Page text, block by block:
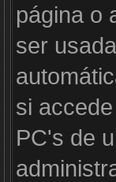
página o
ser
si
PC's de